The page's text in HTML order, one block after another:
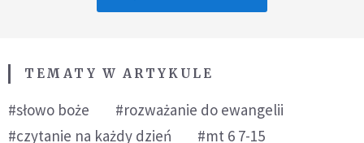
TEMATY W ARTYKULE
#słowo boże
#rozważanie do ewangelii
#czytanie na każdy dzień
#mt 6 7-15